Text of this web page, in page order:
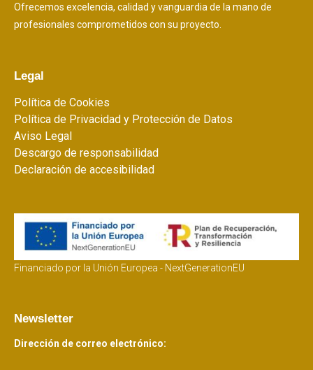
Ofrecemos excelencia, calidad y vanguardia de la mano de
profesionales comprometidos con su proyecto.
Legal
Política de Cookies
Política de Privacidad y Protección de Datos
Aviso Legal
Descargo de responsabilidad
Declaración de accesibilidad
Financiado por la Unión Europea - NextGenerationEU
Newsletter
Dirección de correo electrónico: